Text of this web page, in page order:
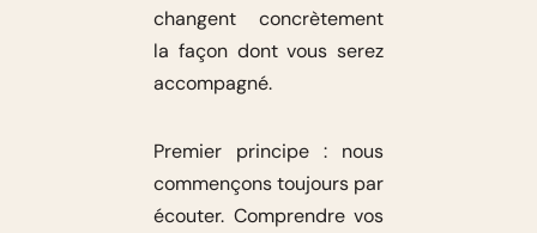
changent concrètement
la façon dont vous serez
accompagné.
Premier principe : nous
commençons toujours par
écouter. Comprendre vos